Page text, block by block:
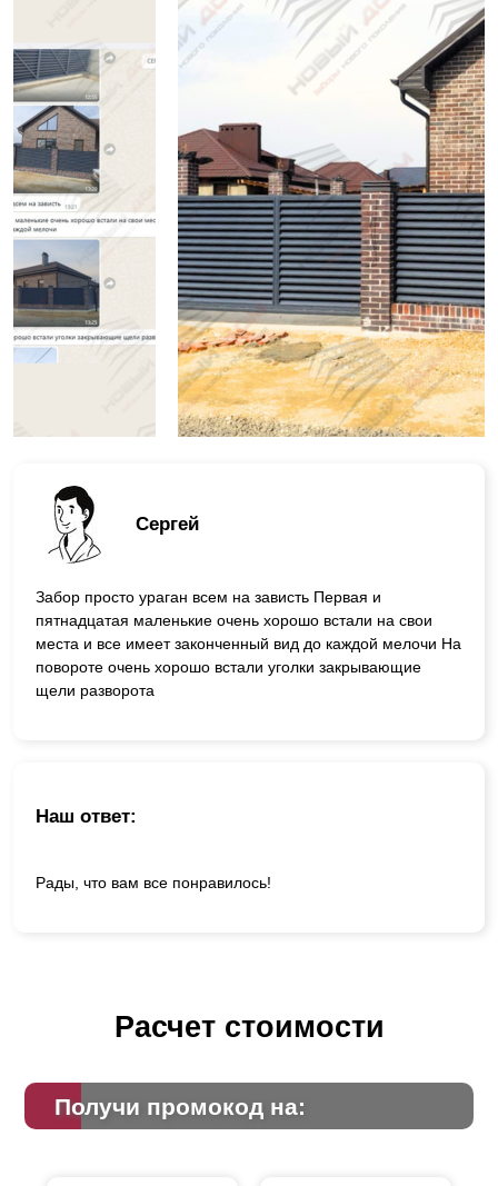
Сергей
Забор просто ураган всем на зависть Первая и
пятнадцатая маленькие очень хорошо встали на свои
места и все имеет законченный вид до каждой мелочи На
повороте очень хорошо встали уголки закрывающие
щели разворота
Наш ответ:
Рады, что вам все понравилось!
Расчет стоимости
Получи промокод на: